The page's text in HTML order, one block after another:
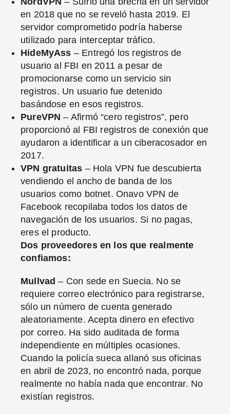
en 2018 que no se reveló hasta 2019. El
servidor comprometido podría haberse
utilizado para interceptar tráfico.
HideMyAss – Entregó los registros de
usuario al FBI en 2011 a pesar de
promocionarse como un servicio sin
registros. Un usuario fue detenido
basándose en esos registros.
PureVPN – Afirmó “cero registros”, pero
proporcionó al FBI registros de conexión que
ayudaron a identificar a un ciberacosador en
2017.
VPN gratuitas – Hola VPN fue descubierta
vendiendo el ancho de banda de los
usuarios como botnet. Onavo VPN de
Facebook recopilaba todos los datos de
navegación de los usuarios. Si no pagas,
eres el producto.
Dos proveedores en los que realmente
confiamos:
Mullvad – Con sede en Suecia. No se
requiere correo electrónico para registrarse,
sólo un número de cuenta generado
aleatoriamente. Acepta dinero en efectivo
por correo. Ha sido auditada de forma
independiente en múltiples ocasiones.
Cuando la policía sueca allanó sus oficinas
en abril de 2023, no encontró nada, porque
realmente no había nada que encontrar. No
existían registros.